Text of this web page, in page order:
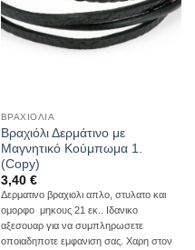
να
επιλεγούν
στη
ΒΡΑΧΙΌΛΙΑ
Βραχιόλι Δερμάτινο με
Μαγνητικό Κούμπωμα 1.
(Copy)
3,40 €
Δερματινο βραχιολι απλο, στυλατο και
ομορφο μηκους 21 εκ.. Ιδανικο
αξεσουαρ για να συμπληρωσετε
οποιαδηποτε εμφανιση σας. Χαρη στον